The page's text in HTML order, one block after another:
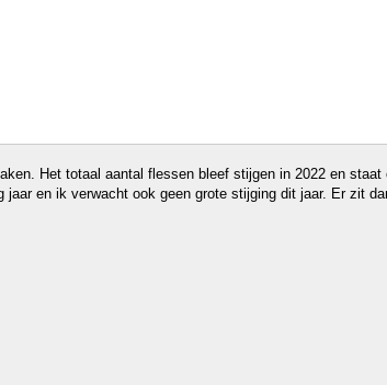
Het totaal aantal flessen bleef stijgen in 2022 en staat
jaar en ik verwacht ook geen grote stijging dit jaar. Er zit